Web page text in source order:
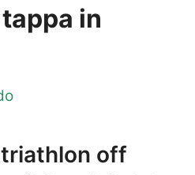
in
off